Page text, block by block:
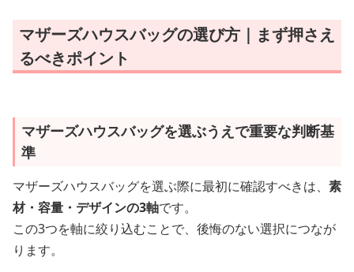
マザーズハウスバッグの選び方｜まず押さえ
るべきポイント
マザーズハウスバッグを選ぶうえで重要な判断基
準
マザーズハウスバッグを選ぶ際に最初に確認すべきは、 素
材・容量・デザインの3軸です。
この3つを軸に絞り込むことで、後悔のない選択につなが
ります。